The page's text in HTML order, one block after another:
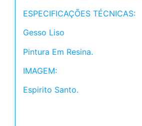
ESPECIFICAÇÕES TÉCNICAS:
Gesso Liso
Pintura Em Resina.
IMAGEM:
Espirito Santo.